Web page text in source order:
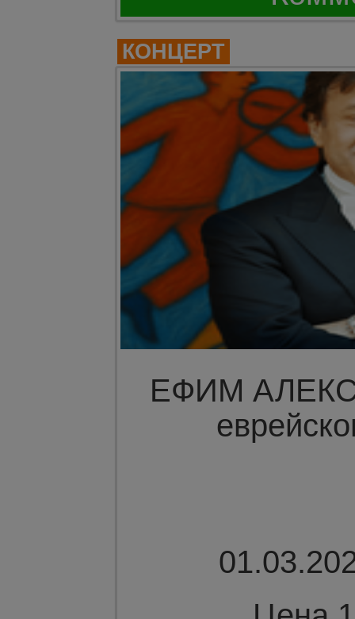
КОНЦЕРТ
ЕФИМ